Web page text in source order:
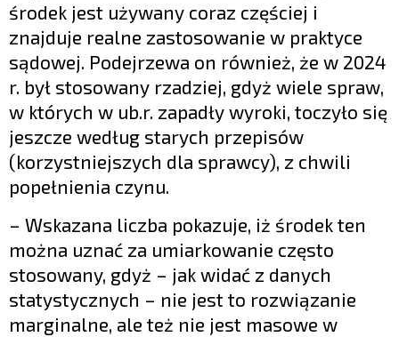
środek jest używany coraz częściej i
znajduje realne zastosowanie w praktyce
sądowej. Podejrzewa on również, że w 2024
r. był stosowany rzadziej, gdyż wiele spraw,
w których w ub.r. zapadły wyroki, toczyło się
jeszcze według starych przepisów
(korzystniejszych dla sprawcy), z chwili
popełnienia czynu.
– Wskazana liczba pokazuje, iż środek ten
można uznać za umiarkowanie często
stosowany, gdyż – jak widać z danych
statystycznych – nie jest to rozwiązanie
marginalne, ale też nie jest masowe w